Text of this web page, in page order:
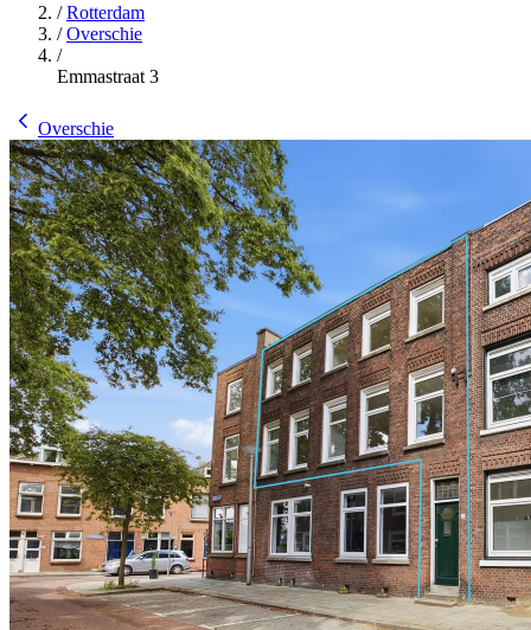
/Rotterdam
/Overschie
/
Emmastraat 3
Overschie